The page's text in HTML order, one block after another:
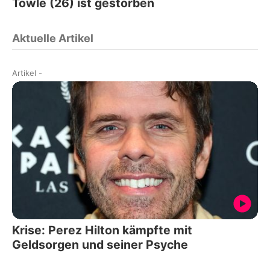
Towle (26) ist gestorben
Aktuelle Artikel
Artikel -
Krise: Perez Hilton kämpfte mit
Geldsorgen und seiner Psyche